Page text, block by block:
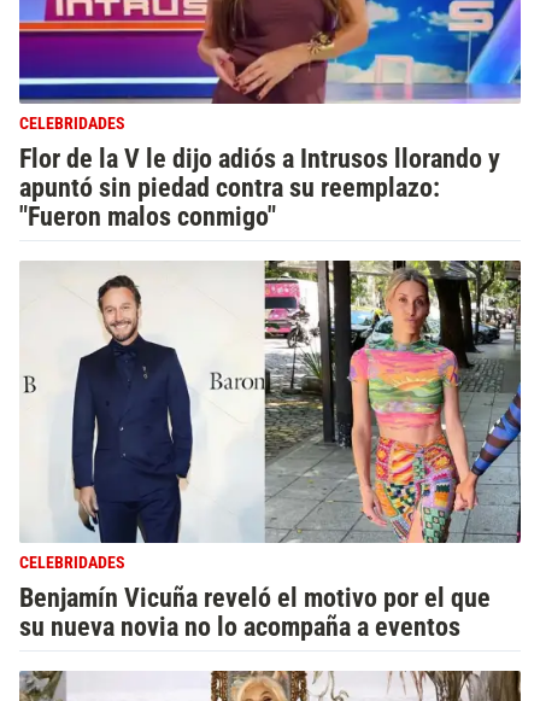
CELEBRIDADES
Flor de la V le dijo adiós a Intrusos llorando y
apuntó sin piedad contra su reemplazo:
"Fueron malos conmigo"
CELEBRIDADES
Benjamín Vicuña reveló el motivo por el que
su nueva novia no lo acompaña a eventos